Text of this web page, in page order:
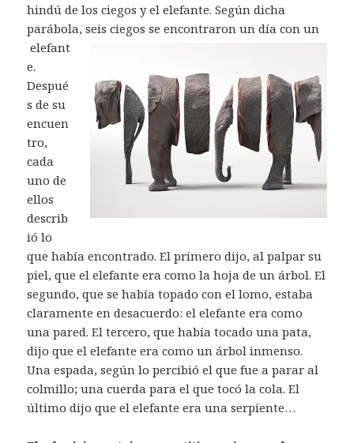
hindú de los ciegos y el elefante. Según dicha
parábola, seis ciegos se encontraron un día con un
elefant
e.
Despué
s de su
encuen
tro,
cada
uno de
ellos
describ
ió lo
que había encontrado. El primero dijo, al palpar su
piel, que el elefante era como la hoja de un árbol. El
segundo, que se había topado con el lomo, estaba
claramente en desacuerdo: el elefante era como
una pared. El tercero, que había tocado una pata,
dijo que el elefante era como un árbol inmenso.
Una espada, según lo percibió el que fue a parar al
colmillo; una cuerda para el que tocó la cola. El
último dijo que el elefante era una serpiente…